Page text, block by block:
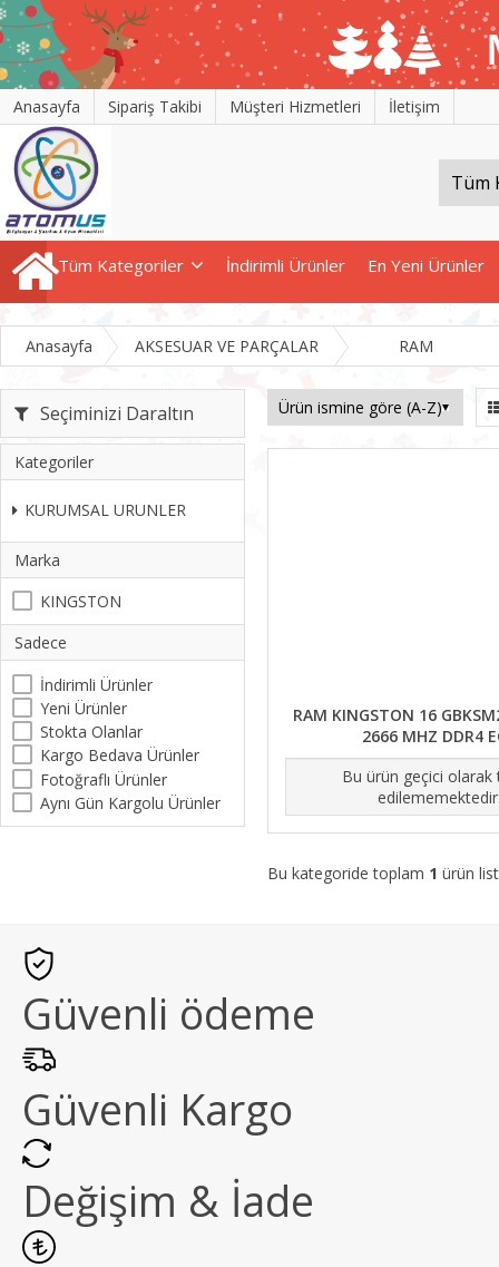
Anasayfa Sipariş Takibi Müşteri Hizmetleri İletişim
Tüm Kategoriler İndirimli Ürünler En Yeni Ürünler
Anasayfa AKSESUAR VE PARÇALAR RAM
Seçiminizi Daraltın
Kategoriler
KURUMSAL URUNLER
Marka
KINGSTON
Sadece
İndirimli Ürünler
Yeni Ürünler
Stokta Olanlar
Kargo Bedava Ürünler
Fotoğraflı Ürünler
Aynı Gün Kargolu Ürünler
RAM KINGSTON 16
2666 MHZ DDR4
Bu ürün geçici olarak
Bu kategoride toplam 1 ürün
Güvenli ödeme
Güvenli Kargo
Değişim & İade